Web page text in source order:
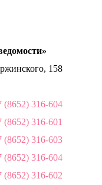
158
(8652) 316-604
(8652) 316-601
(8652) 316-603
(8652) 316-604
(8652) 316-602